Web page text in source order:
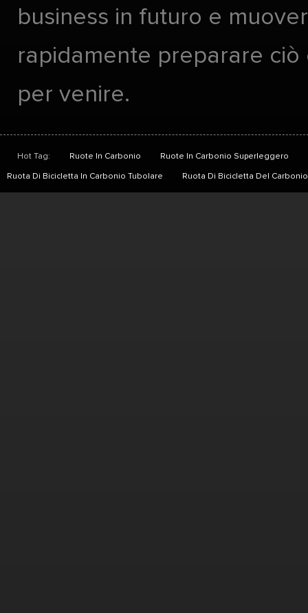
business in futuro e
rapidamente preparare ciò
per venire.
Hot Tag: Ruote In Carbonio Ruote In Carbonio Superleggero
Ruota Di Bicicletta In Carbonio Tubolare Ruota Di Bicicletta Del